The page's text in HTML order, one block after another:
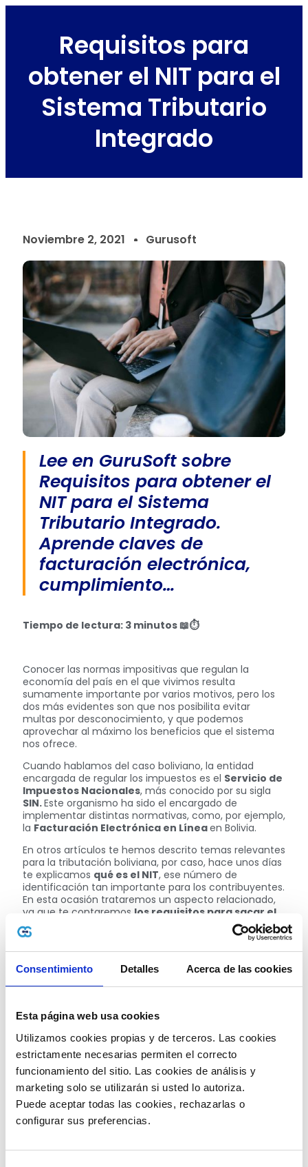
Consentimiento Detalles Acerca de las cookies
Esta página web usa cookies
Utilizamos cookies propias y de terceros. Las cookies
estrictamente necesarias permiten el correcto
funcionamiento del sitio. Las cookies de análisis y
marketing solo se utilizarán si usted lo autoriza.
Puede aceptar todas las cookies, rechazarlas o
configurar sus preferencias.
Requisitos para
obtener el NIT para el
Sistema Tributario
Integrado
Noviembre 2, 2021 Gurusoft
Lee en GuruSoft sobre
Requisitos para obtener el
NIT para el Sistema
Tributario Integrado.
Aprende claves de
facturación electrónica,
cumplimiento…
Tiempo de lectura: 3 minutos 📖⏱
Conocer las normas impositivas que regulan la
economía del país en el que vivimos resulta
sumamente importante por varios motivos, pero los
dos más evidentes son que nos posibilita evitar
multas por desconocimiento, y que podemos
aprovechar al máximo los beneficios que el sistema
nos ofrece.
Cuando hablamos del caso boliviano, la entidad
encargada de regular los impuestos es el Servicio de
Impuestos Nacionales, más conocido por su sigla
SIN.Este organismo ha sido el encargado de
implementar distintas normativas, como, por ejemplo,
la Facturación Electrónica en Líneaen Bolivia.
En otros artículos te hemos descrito temas relevantes
para la tributación boliviana, por caso, hace unos días
te explicamos qué es el NIT, ese número de
identificación tan importante para los contribuyentes.
En esta ocasión trataremos un aspecto relacionado,
ya que te contaremos los requisitos para sacar el
NIT del Sistema Tributario Integrado.
se dediquen al:
Transporte público urbano de pasajeros y/o
carga.
Transporte público interprovincial de pasajeros
y/o carga.
Requisitos
Documento de identidad vigente.